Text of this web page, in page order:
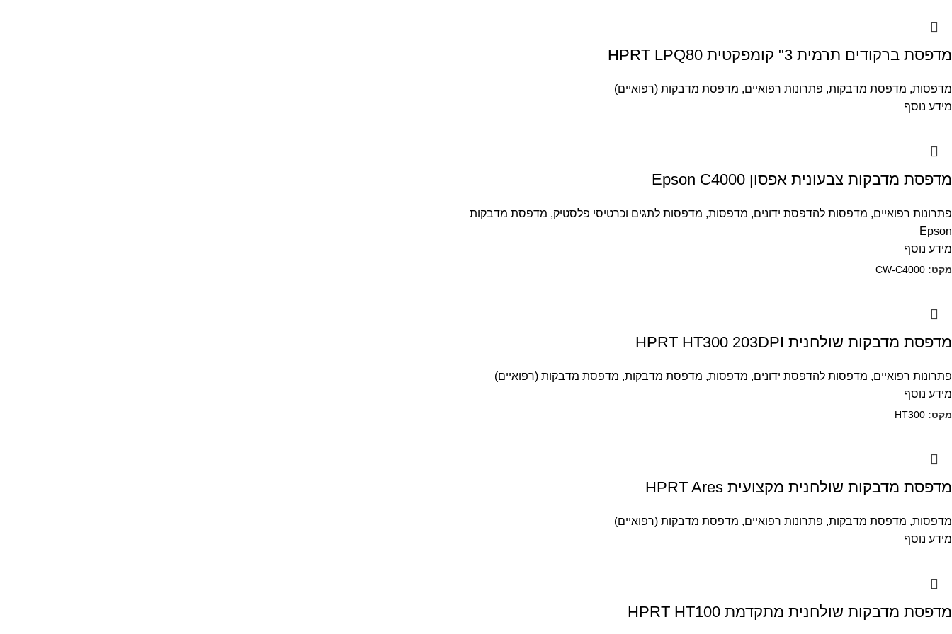
מדפסת ברקודים תרמית 3" קומפקטית HPRT LPQ80
מדפסות, מדפסת מדבקות, פתרונות רפואיים, מדפסת מדבקות (רפואיים)
מידע נוסף
מדפסת מדבקות צבעונית אפסון Epson C4000
פתרונות רפואיים, מדפסות להדפסת ידונים, מדפסות, מדפסות לתגים וכרטיסי פלסטיק, מדפסת מדבקות
Epson
מידע נוסף
מקט: CW-C4000
מדפסת מדבקות שולחנית HPRT HT300 203DPI
פתרונות רפואיים, מדפסות להדפסת ידונים, מדפסות, מדפסת מדבקות, מדפסת מדבקות (רפואיים)
מידע נוסף
מקט: HT300
מדפסת מדבקות שולחנית מקצועית HPRT Ares
מדפסות, מדפסת מדבקות, פתרונות רפואיים, מדפסת מדבקות (רפואיים)
מידע נוסף
מדפסת מדבקות שולחנית מתקדמת HPRT HT100